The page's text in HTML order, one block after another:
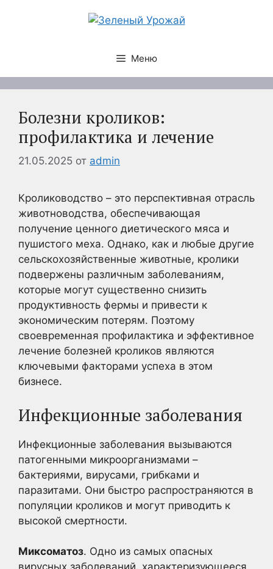
Меню
Болезни кроликов:
профилактика и лечение
21.05.2025 от admin
Кролиководство – это перспективная отрасль
животноводства, обеспечивающая
получение ценного диетического мяса и
пушистого меха. Однако, как и любые другие
сельскохозяйственные животные, кролики
подвержены различным заболеваниям,
которые могут существенно снизить
продуктивность фермы и привести к
экономическим потерям. Поэтому
своевременная профилактика и эффективное
лечение болезней кроликов являются
ключевыми факторами успеха в этом
бизнесе.
Инфекционные заболевания
Инфекционные заболевания вызываются
патогенными микроорганизмами –
бактериями, вирусами, грибками и
паразитами. Они быстро распространяются в
популяции кроликов и могут приводить к
высокой смертности.
Миксоматоз. Одно из самых опасных